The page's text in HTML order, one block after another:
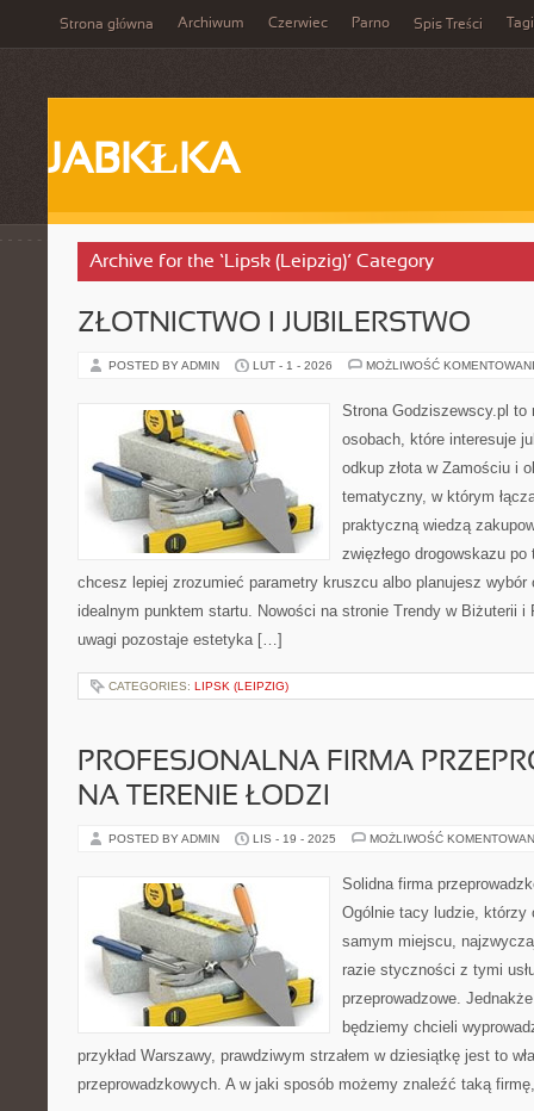
Strona główna Archiwum Czerwiec Parno Spis Treści Tagi
JABKŁKA
Archive for the ‘Lipsk (Leipzig)’ Category
ZŁOTNICTWO I JUBILERSTWO
POSTED BY ADMIN LUT - 1 - 2026 MOŻLIWOŚĆ
Strona Godziszewscy.pl
osobach, które interesuje
odkup złota w Zamościu i
tematyczny, w którym
praktyczną wiedzą
zwięzłego drogowskazu
chcesz lepiej zrozumieć parametry kruszcu albo planujesz
idealnym punktem startu. Nowości na stronie Trendy w Biżuterii i
uwagi pozostaje estetyka […]
CATEGORIES: LIPSK (LEIPZIG)
PROFESJONALNA FIRMA
NA TERENIE ŁODZI
POSTED BY ADMIN LIS - 19 - 2025 MOŻLIWOŚĆ
Solidna firma
Ogólnie tacy ludzie, którzy
samym miejscu,
razie styczności z tymi
przeprowadzowe.
będziemy chcieli
przykład Warszawy, prawdziwym strzałem w dziesiątkę jest to
przeprowadzkowych. A w jaki sposób możemy znaleźć taką